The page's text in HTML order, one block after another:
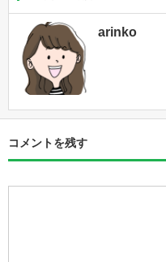
arinko
コメントを残す